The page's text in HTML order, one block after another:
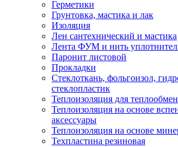
Герметики
Грунтовка, мастика и лак
Изоляция
Лен сантехнический и мастика
Лента ФУМ и нить
Паронит листовой
Прокладки
Стеклоткань, фольгоизол,
стеклопластик
Теплоизоляция для
Теплоизоляция на основе
аксессуары
Теплоизоляция на основе
Техпластина резиновая